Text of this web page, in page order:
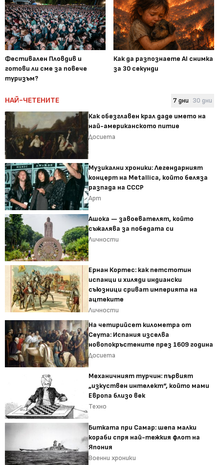
Фестивален Пловдив и
готови ли сме за повече
туризъм?
Как да разпознаете AI снимка
за 30 секунди
НАЙ-ЧЕТЕНИТЕ 7 дни 30 дни
Как обезглавен крал даде името на
най-американското питие
Досиета
Музикални хроники: Легендарният
концерт на Metallica, който беляза
разпада на СССР
Арт
Ашока — завоевателят, който
съжалява за победата си
Личности
Ернан Кортес: как петстотин
испанци и хиляди индиански
съюзници сриват империята на
ацтеките
Личности
На четирийсет километра от
Сеута: Испания изселва
новопокръстените през 1609 година
Досиета
Механичният турчин: първият
„изкуствен интелект“, който мами
Европа близо век
Техно
Битката при Самар: шепа малки
кораби спря най-тежкия флот на
Япония
Военни хроники